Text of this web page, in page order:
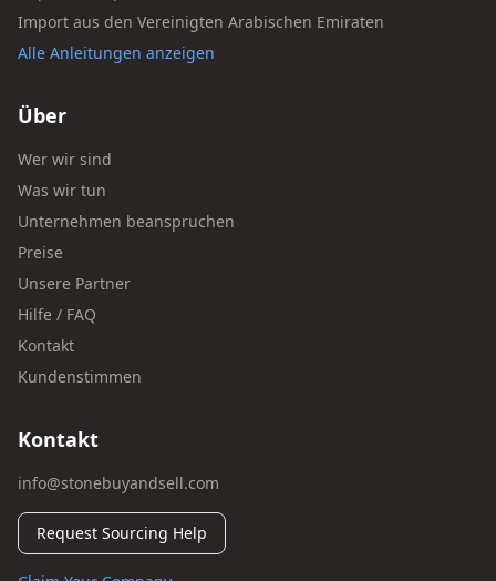
Import aus den Vereinigten Arabischen Emiraten
Alle Anleitungen anzeigen
Über
Wer wir sind
Was wir tun
Unternehmen beanspruchen
Preise
Unsere Partner
Hilfe / FAQ
Kontakt
Kundenstimmen
Kontakt
info@stonebuyandsell.com
Request Sourcing Help